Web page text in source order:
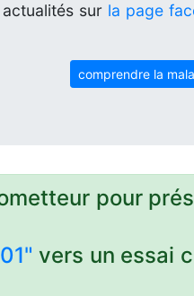
sur la page
comprendre la
pour
vers un essai